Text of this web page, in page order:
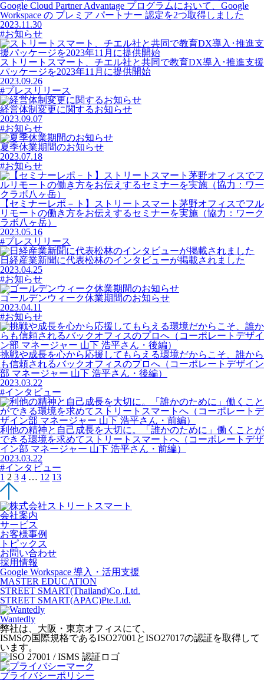
Google Cloud Partner Advantage プログラムにおいて、Google
Workspace の プレミア パートナー 認定を2つ取得しました
2023.11.30
#お知らせ
ストリートスマート、チエル社と共同で教育DX導入･推進支援
パッケージを2023年11月に提供開始
2023.09.26
#プレスリリース
経営体制変更に関するお知らせ
2023.09.07
#お知らせ
夏季休業期間のお知らせ
2023.07.18
#お知らせ
【セミナーレポ－ト】ストリートスマート茅野オフィスでフル
リモートの働き方をお伝えするセミナーを実施（協力：ワーク
ラボ八ヶ岳）
2023.05.16
#プレスリリース
日経産業新聞に代表松林のインタビューが掲載されました
2023.04.25
#お知らせ
ゴールデンウィーク休業期間のお知らせ
2023.04.11
#お知らせ
挑戦や成長を心から応援してもらえる環境だからこそ、誰から
も信頼されるバックオフィスのプロへ（コーポレートデザイン
部 マネージャー 山下 浩平さん・後編）
2023.03.22
#インタビュー
利他の精神と自己成長を大切に。「誰かのために」働くことが
できる環境を求めてストリートスマートへ（コーポレートデザ
イン部 マネージャー 山下 浩平さん・前編）
2023.03.22
#インタビュー
1 2 3 4 … 12 13
会社案内
サービス
お客様事例
トピックス
お問い合わせ
採用情報
Google Workspace 導入・活用支援
MASTER EDUCATION
STREET SMART(Thailand)Co.,Ltd.
STREET SMART(APAC)Pte.Ltd.
Wantedly
弊社は、大阪・東京オフィスにて、
ISMSの国際規格であるISO27001とISO27017の認証を取得して
います。
プライバシーポリシー